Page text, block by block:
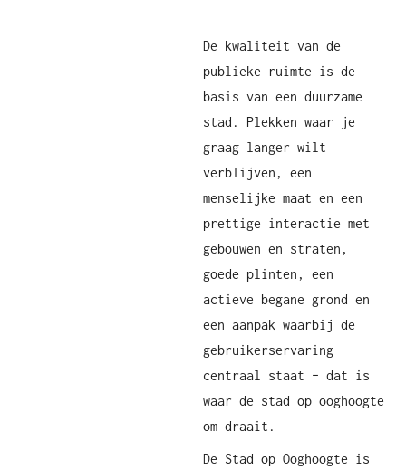
De kwaliteit van de
publieke ruimte is de
basis van een duurzame
stad. Plekken waar je
graag langer wilt
verblijven, een
menselijke maat en een
prettige interactie met
gebouwen en straten,
goede plinten, een
actieve begane grond en
een aanpak waarbij de
gebruikerservaring
centraal staat – dat is
waar de stad op ooghoogte
om draait.
De Stad op Ooghoogte is